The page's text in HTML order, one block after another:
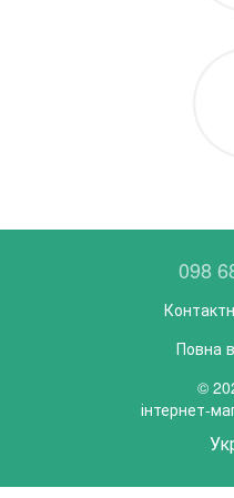
098
Повна
©
інтернет-